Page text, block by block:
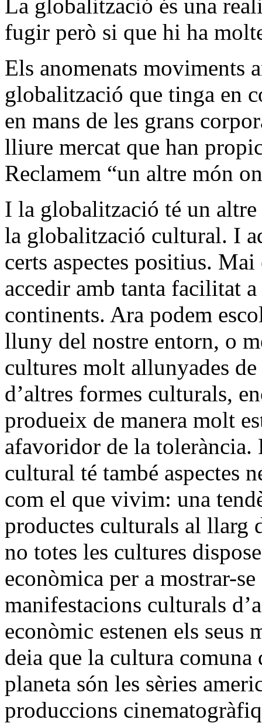
La globalització és una
fugir però si que hi ha
Els anomenats moviments
globalització que tinga en
en mans de les grans
lliure mercat que han
Reclamem “un altre món
I la globalització té un
la globalització cultural. I
certs aspectes positius.
accedir amb tanta facilitat
continents. Ara podem
lluny del nostre entorn, o
cultures molt allunyades
d’altres formes culturals,
produeix de manera molt
afavoridor de la tolerància.
cultural té també aspectes
com el que vivim: una
productes culturals al llarg
no totes les cultures
econòmica per a mostrar-
manifestacions culturals
econòmic estenen els
deia que la cultura
planeta són les sèries
produccions